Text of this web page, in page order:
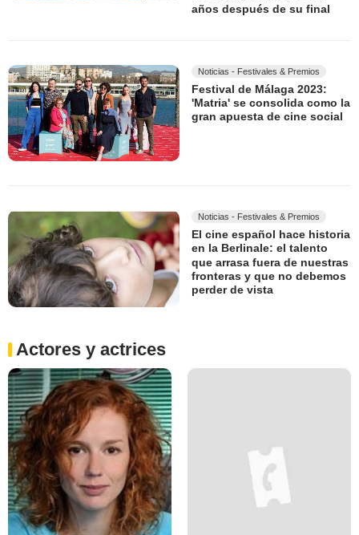
años después de su final
Noticias - Festivales & Premios
Festival de Málaga 2023:
'Matria' se consolida como la
gran apuesta de cine social
Noticias - Festivales & Premios
El cine español hace historia
en la Berlinale: el talento
que arrasa fuera de nuestras
fronteras y que no debemos
perder de vista
Actores y actrices